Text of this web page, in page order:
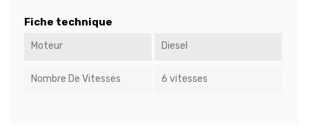
Fiche technique
Moteur Diesel
Nombre De Vitesses 6 vitesses